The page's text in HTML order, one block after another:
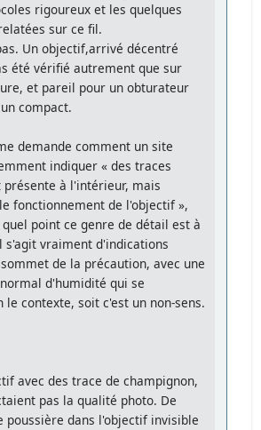
rigoureux et les quelques
sur ce fil.
Un objectif,arrivé décentré
été vérifié autrement que sur
et pareil pour un obturateur
compact.
demande comment un site
indiquer « des traces
à l'intérieur, mais
fonctionnement de l'objectif »,
point ce genre de détail est à
s'agit vraiment d'indications
de la précaution, avec une
d'humidité qui se
le contexte, soit c'est un non-sens.
avec des trace de champignon,
pas la qualité photo. De
poussière dans l'objectif invisible